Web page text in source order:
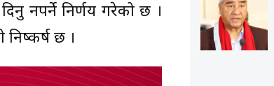
नपर्ने निर्णय गरेको छ ।
निष्कर्ष छ ।